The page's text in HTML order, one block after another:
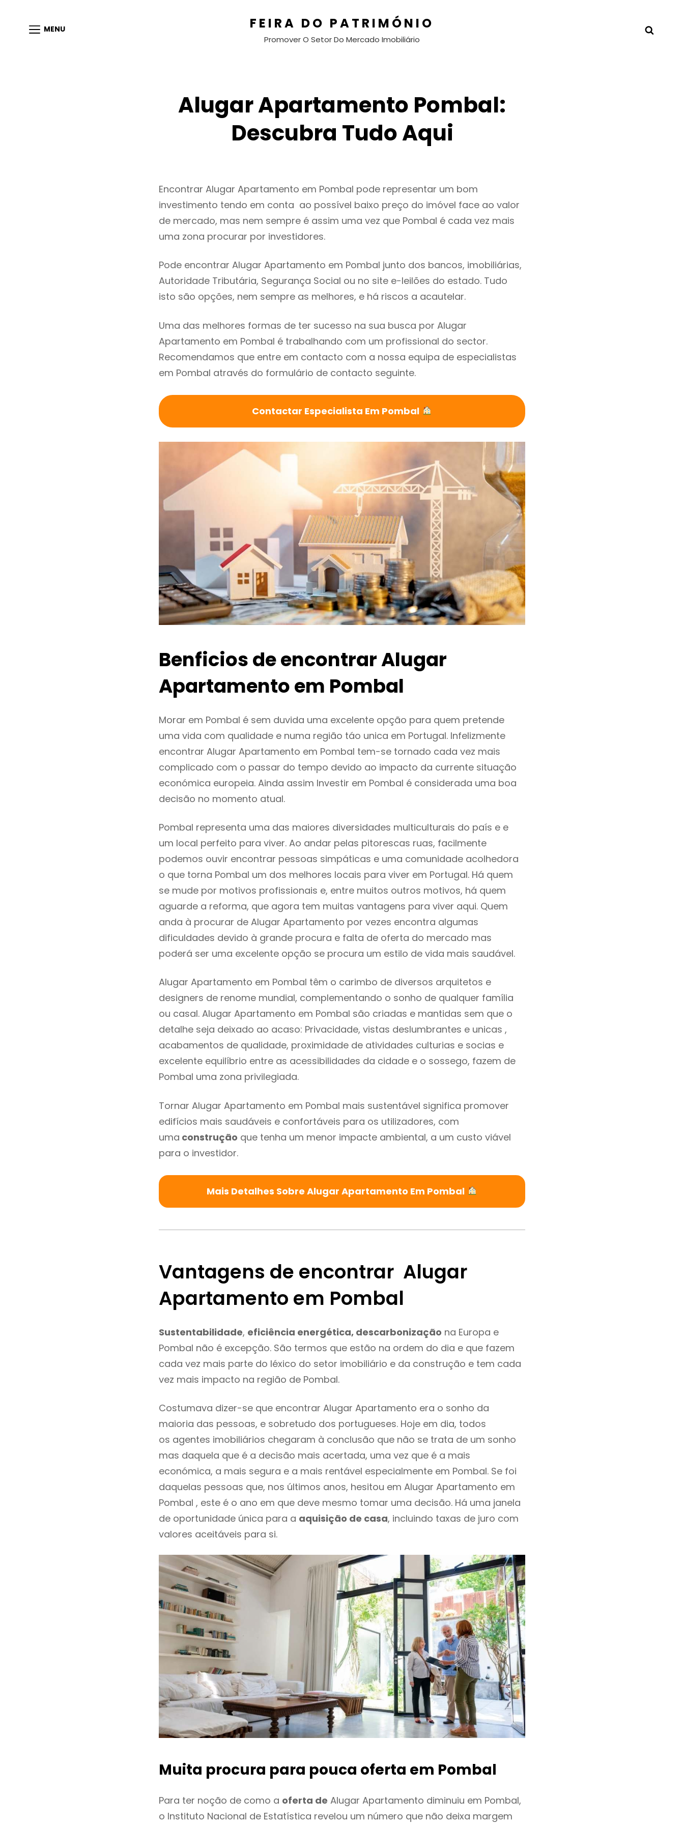
MENU FEIRA DO PATRIMÓNIO
Promover O Setor Do Mercado Imobiliário
Alugar Apartamento Pombal:
Descubra Tudo Aqui
Encontrar Alugar Apartamento em Pombal pode representar um bom
investimento tendo em conta ao possível baixo preço do imóvel face ao valor
de mercado, mas nem sempre é assim uma vez que Pombal é cada vez mais
uma zona procurar por investidores.
Pode encontrar Alugar Apartamento em Pombal junto dos bancos, imobiliárias,
Autoridade Tributária, Segurança Social ou no site e-leilões do estado. Tudo
isto são opções, nem sempre as melhores, e há riscos a acautelar.
Uma das melhores formas de ter sucesso na sua busca por Alugar
Apartamento em Pombal é trabalhando com um profissional do sector.
Recomendamos que entre em contacto com a nossa equipa de especialistas
em Pombal através do formulário de contacto seguinte.
Contactar Especialista Em Pombal
Benficios de encontrar Alugar
Apartamento em Pombal
Morar em Pombal é sem duvida uma excelente opção para quem pretende
uma vida com qualidade e numa região táo unica em Portugal. Infelizmente
encontrar Alugar Apartamento em Pombal tem-se tornado cada vez mais
complicado com o passar do tempo devido ao impacto da currente situação
económica europeia. Ainda assim Investir em Pombal é considerada uma boa
decisão no momento atual.
Pombal representa uma das maiores diversidades multiculturais do país e e
um local perfeito para viver. Ao andar pelas pitorescas ruas, facilmente
podemos ouvir encontrar pessoas simpáticas e uma comunidade acolhedora
o que torna Pombal um dos melhores locais para viver em Portugal. Há quem
se mude por motivos profissionais e, entre muitos outros motivos, há quem
aguarde a reforma, que agora tem muitas vantagens para viver aqui. Quem
anda à procurar de Alugar Apartamento por vezes encontra algumas
dificuldades devido à grande procura e falta de oferta do mercado mas
poderá ser uma excelente opção se procura um estilo de vida mais saudável.
Alugar Apartamento em Pombal têm o carimbo de diversos arquitetos e
designers de renome mundial, complementando o sonho de qualquer família
ou casal. Alugar Apartamento em Pombal são criadas e mantidas sem que o
detalhe seja deixado ao acaso: Privacidade, vistas deslumbrantes e unicas ,
acabamentos de qualidade, proximidade de atividades culturias e socias e
excelente equilíbrio entre as acessibilidades da cidade e o sossego, fazem de
Pombal uma zona privilegiada.
Tornar Alugar Apartamento em Pombal mais sustentável significa promover
edifícios mais saudáveis e confortáveis para os utilizadores, com
uma construção que tenha um menor impacte ambiental, a um custo viável
para o investidor.
Mais Detalhes Sobre Alugar Apartamento Em Pombal
Vantagens de encontrar Alugar
Apartamento em Pombal
Sustentabilidade, eficiência energética, descarbonização na Europa e
Pombal não é excepção. São termos que estão na ordem do dia e que fazem
cada vez mais parte do léxico do setor imobiliário e da construção e tem cada
vez mais impacto na região de Pombal.
Costumava dizer-se que encontrar Alugar Apartamento era o sonho da
maioria das pessoas, e sobretudo dos portugueses. Hoje em dia, todos
os agentes imobiliários chegaram à conclusão que não se trata de um sonho
mas daquela que é a decisão mais acertada, uma vez que é a mais
económica, a mais segura e a mais rentável especialmente em Pombal. Se foi
daquelas pessoas que, nos últimos anos, hesitou em Alugar Apartamento em
Pombal , este é o ano em que deve mesmo tomar uma decisão. Há uma janela
de oportunidade única para a aquisição de casa, incluindo taxas de juro com
valores aceitáveis para si.
Muita procura para pouca oferta em Pombal
Para ter noção de como a oferta de Alugar Apartamento diminuiu em Pombal,
o Instituto Nacional de Estatística revelou um número que não deixa margem